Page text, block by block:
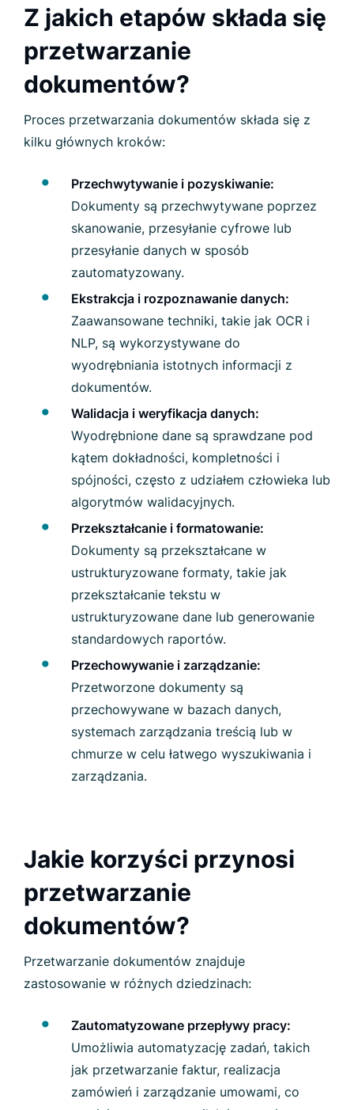
Z jakich etapów składa się
przetwarzanie
dokumentów?
Proces przetwarzania dokumentów składa się z
kilku głównych kroków:
Przechwytywanie i pozyskiwanie:
Dokumenty są przechwytywane poprzez
skanowanie, przesyłanie cyfrowe lub
przesyłanie danych w sposób
zautomatyzowany.
Ekstrakcja i rozpoznawanie danych:
Zaawansowane techniki, takie jak OCR i
NLP, są wykorzystywane do
wyodrębniania istotnych informacji z
dokumentów.
Walidacja i weryfikacja danych:
Wyodrębnione dane są sprawdzane pod
kątem dokładności, kompletności i
spójności, często z udziałem człowieka lub
algorytmów walidacyjnych.
Przekształcanie i formatowanie:
Dokumenty są przekształcane w
ustrukturyzowane formaty, takie jak
przekształcanie tekstu w
ustrukturyzowane dane lub generowanie
standardowych raportów.
Przechowywanie i zarządzanie:
Przetworzone dokumenty są
przechowywane w bazach danych,
systemach zarządzania treścią lub w
chmurze w celu łatwego wyszukiwania i
zarządzania.
Jakie korzyści przynosi
przetwarzanie
dokumentów?
Przetwarzanie dokumentów znajduje
zastosowanie w różnych dziedzinach:
Zautomatyzowane przepływy pracy:
Umożliwia automatyzację zadań, takich
jak przetwarzanie faktur, realizacja
zamówień i zarządzanie umowami, co